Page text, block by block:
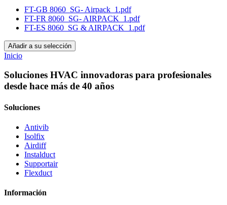
FT-GB 8060_SG- Airpack_1.pdf
FT-FR 8060_SG- AIRPACK_1.pdf
FT-ES 8060_SG & AIRPACK_1.pdf
Añadir a su selección
Inicio
Soluciones HVAC innovadoras para profesionales
desde hace más de 40 años
Soluciones
Antivib
Isolfix
Airdiff
Instalduct
Supportair
Flexduct
Información